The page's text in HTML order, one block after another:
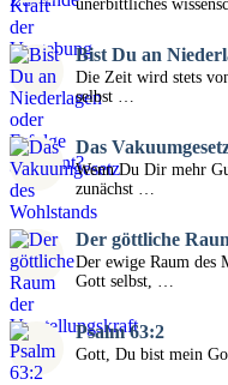
unerbittliches
Bist Du an
Die Zeit wird stets
selbst …
Das
Wenn Du Dir mehr
zunächst …
Der göttliche
Der ewige Raum des
Gott selbst, …
Psalm 63:2
Gott, Du bist mein